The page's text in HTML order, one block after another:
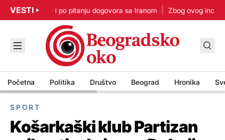
VESTI
Nisam u žurbi po pitanju dogovora sa Iranom Zbog ovog
Početna Politika Društvo Beograd Hronika
SPORT
Košarkaški klub Partizan